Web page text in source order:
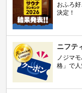
おふろ
決定！
ニフテ
ノジマ
格」で人